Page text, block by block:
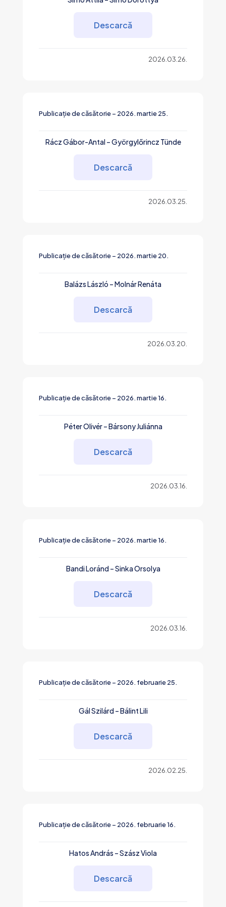
Descarcă
2026.03.26.
Publicație de căsătorie – 2026. martie 25.
Rácz Gábor-Antal – Györgylőrincz Tünde
Descarcă
2026.03.25.
Publicație de căsătorie – 2026. martie 20.
Balázs László – Molnár Renáta
Descarcă
2026.03.20.
Publicație de căsătorie – 2026. martie 16.
Péter Olivér – Bársony Juliánna
Descarcă
2026.03.16.
Publicație de căsătorie – 2026. martie 16.
Bandi Loránd – Sinka Orsolya
Descarcă
2026.03.16.
Publicație de căsătorie – 2026. februarie 25.
Gál Szilárd – Bálint Lili
Descarcă
2026.02.25.
Publicație de căsătorie – 2026. februarie 16.
Hatos András – Szász Viola
Descarcă